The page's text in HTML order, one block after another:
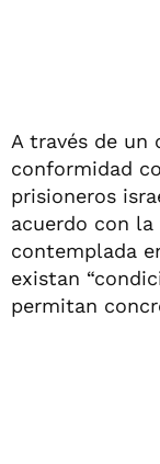
A través de un
conformidad
prisioneros
acuerdo con
contemplada
existan
permitan